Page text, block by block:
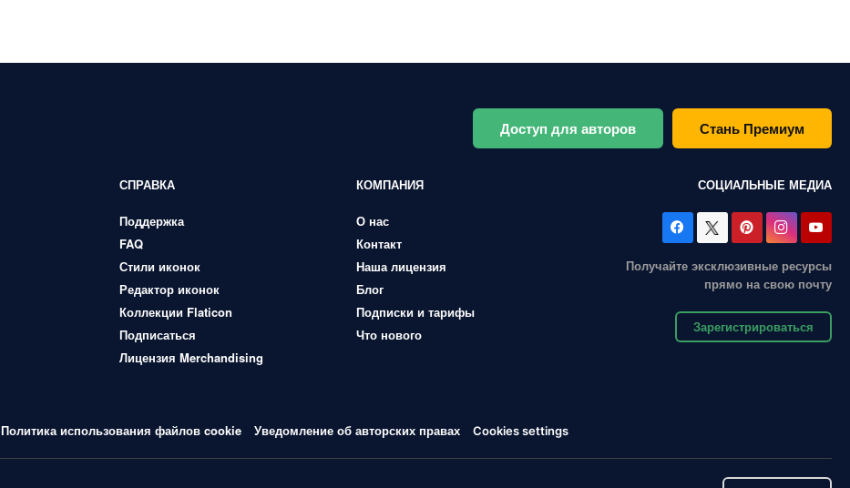
Доступ для авторов Стань Премиум
СПРАВКА
Поддержка
FAQ
Стили иконок
Редактор иконок
Коллекции Flaticon
Подписаться
Лицензия Merchandising
КОМПАНИЯ
О нас
Контакт
Наша лицензия
Блог
Подписки и тарифы
Что нового
СОЦИАЛЬНЫЕ МЕДИА
Получайте эксклюзивные ресурсы
прямо на свою почту
Зарегистрироваться
Политика использования файлов cookie Уведомление об авторских правах Cookies settings